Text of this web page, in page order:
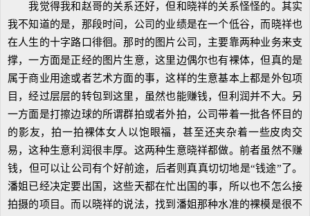
我觉得我和赵哥的关系还好，但和晓祥的关系怪怪的。其实
我不知道的是，那段时间，公司的业绩是在一个低谷，而晓祥也
在人生的十字路口徘徊。那时的图片公司，主要靠两种业务来支
撑，一方面是正经的图片生意，这里边偶尔也有裸体，但真的是
属于商业用途或者艺术方面的事，这样的生意基本上都是外包项
目，经过层层的转包到这里，虽然也能赚钱，但利润并不大。另
一方面是打擦边球的所谓群拍或者外拍，公司带着一批各怀目的
的影友，拍一拍裸体女人以饱眼福，甚至还夹杂着一些皮肉交
易，这种生意利润很丰厚。这两种生意晓祥都做。前者虽然不赚
钱，但可以让公司有个好前途，后者则真真切切地是“钱途”了。
潘姐已经决定要出国，这些天都在忙出国的事，所以也不怎么接
拍摄的项目。而以晓祥的说法，找到潘姐那种水准的裸模是很不